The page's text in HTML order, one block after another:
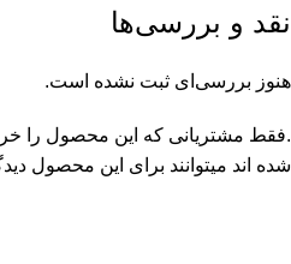
نقد و بررسی‌ها
هنوز بررسی‌ای ثبت نشده است.
.فقط مشتریانی که این محصول را
شده اند میتوانند برای این محصول